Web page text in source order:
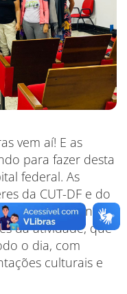
vem aí! E as
para fazer desta
federal. As
da CUT-DF e do
DF e entorno
da atividade, que
o dia, com
culturais e